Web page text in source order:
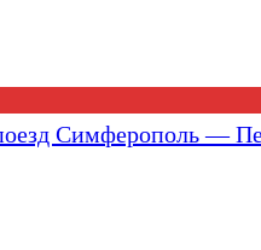
Симферополь —